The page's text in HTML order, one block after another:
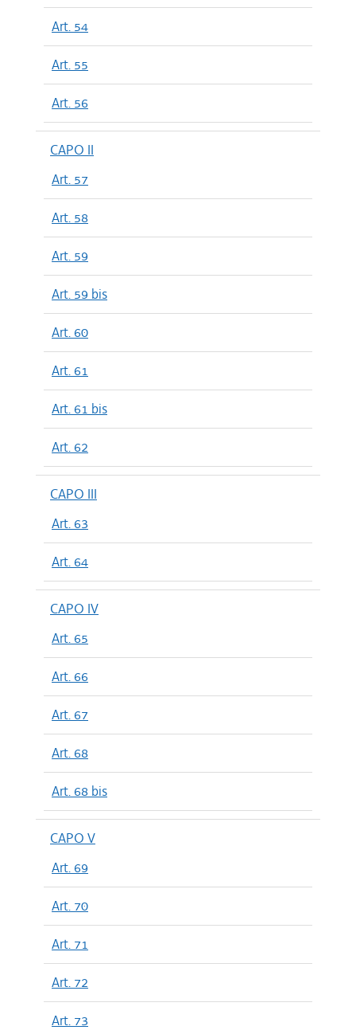
Art. 54
Art. 55
Art. 56
CAPO II
Art. 57
Art. 58
Art. 59
Art. 59 bis
Art. 60
Art. 61
Art. 61 bis
Art. 62
CAPO III
Art. 63
Art. 64
CAPO IV
Art. 65
Art. 66
Art. 67
Art. 68
Art. 68 bis
CAPO V
Art. 69
Art. 70
Art. 71
Art. 72
Art. 73